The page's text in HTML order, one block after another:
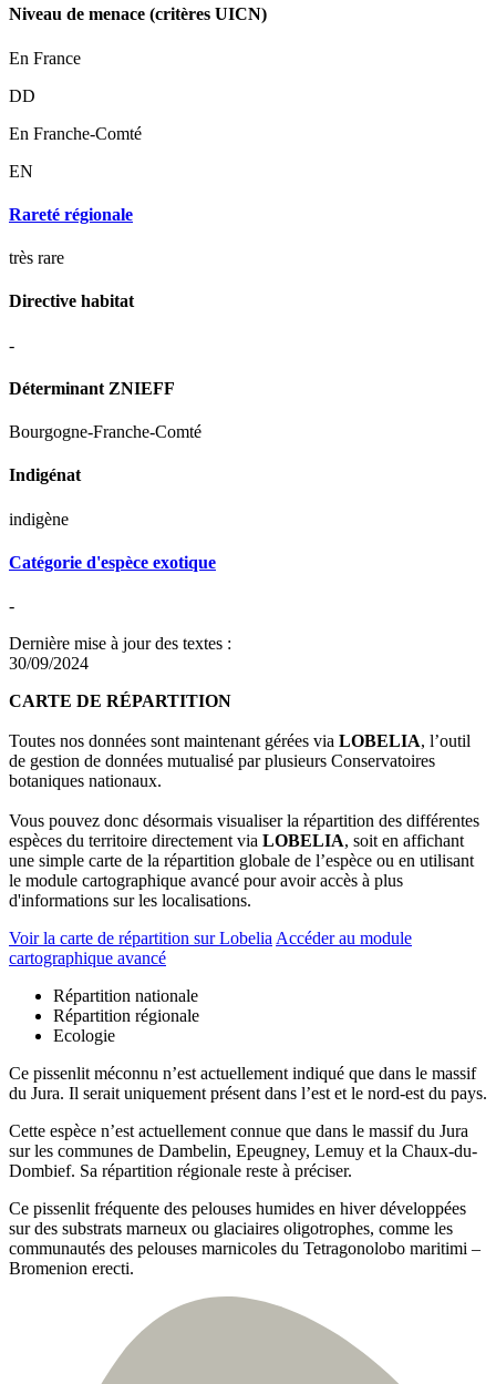
Niveau de menace (critères UICN)
En France
DD
En Franche-Comté
EN
Rareté régionale
très rare
Directive habitat
-
Déterminant ZNIEFF
Bourgogne-Franche-Comté
Indigénat
indigène
Catégorie d'espèce exotique
-
Dernière mise à jour des textes :
30/09/2024
CARTE DE RÉPARTITION
Toutes nos données sont maintenant gérées via LOBELIA, l’outil
de gestion de données mutualisé par plusieurs Conservatoires
botaniques nationaux.
Vous pouvez donc désormais visualiser la répartition des différentes
espèces du territoire directement via LOBELIA, soit en affichant
une simple carte de la répartition globale de l’espèce ou en utilisant
le module cartographique avancé pour avoir accès à plus
d'informations sur les localisations.
Voir la carte de répartition sur Lobelia Accéder au module
cartographique avancé
Répartition nationale
Répartition régionale
Ecologie
Ce pissenlit méconnu n’est actuellement indiqué que dans le massif
du Jura. Il serait uniquement présent dans l’est et le nord-est du pays.
Cette espèce n’est actuellement connue que dans le massif du Jura
sur les communes de Dambelin, Epeugney, Lemuy et la Chaux-du-
Dombief. Sa répartition régionale reste à préciser.
Ce pissenlit fréquente des pelouses humides en hiver développées
sur des substrats marneux ou glaciaires oligotrophes, comme les
communautés des pelouses marnicoles du Tetragonolobo maritimi –
Bromenion erecti.